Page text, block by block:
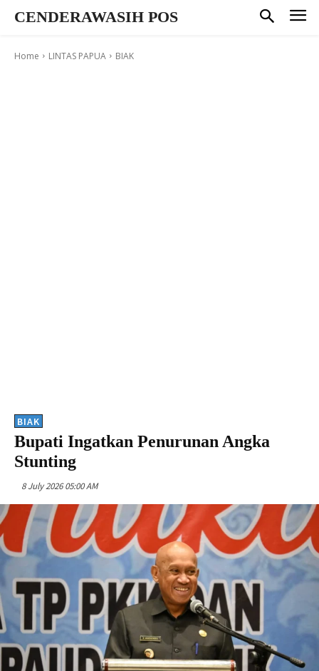
CENDERAWASIH POS
Home LINTAS PAPUA BIAK
BIAK
Bupati Ingatkan Penurunan Angka
Stunting
8 July 2026 05:00 AM